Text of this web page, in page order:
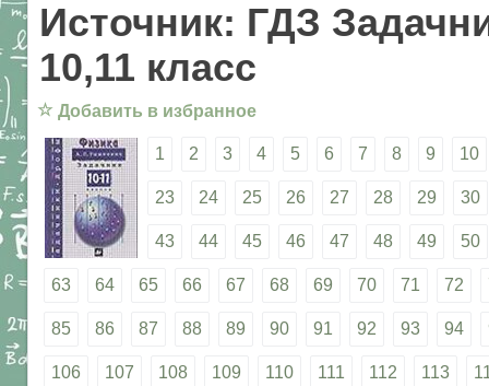
Источник: ГДЗ
10,11 класс
☆ Добавить в избранное
1 2 3 4 5 6 7 8 9 10
23 24 25 26 27 28 29 30
43 44 45 46 47 48 49 50
63 64 65 66 67 68 69 70 71 72
85 86 87 88 89 90 91 92 93 94
106 107 108 109 110 111 112 113